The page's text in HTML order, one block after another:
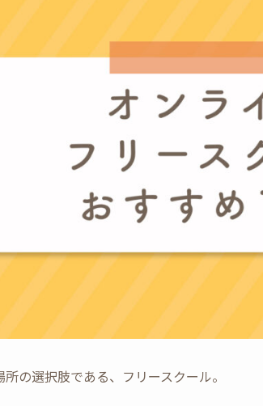
の選択肢である、フリースクール。